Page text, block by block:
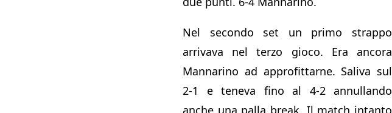
Nel secondo set un primo strappo
arrivava nel terzo gioco. Era ancora
Mannarino ad approfittarne. Saliva sul
2-1 e teneva fino al 4-2 annullando
anche una palla break. Il match intanto